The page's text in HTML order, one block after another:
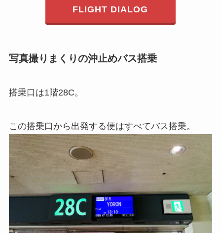
FLIGHT DIALOG
写真撮りまくりの沖止めバス搭乗
搭乗口は1階28C。
この搭乗口から出発する便はすべてバス搭乗。